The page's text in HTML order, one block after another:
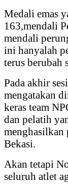
Medali emas
163,mendali
mendali
ini hanyalah
terus berubah
Pada akhir
mengatakan
keras team
dan pelatih
menghasilkan
Bekasi.
Akan tetapi
seluruh atlet